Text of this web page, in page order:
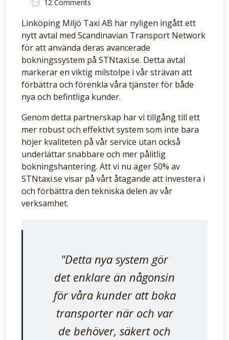
12 Comments
Linköping Miljö Taxi AB har nyligen ingått ett
nytt avtal med Scandinavian Transport Network
för att använda deras avancerade
bokningssystem på STNtaxi.se. Detta avtal
markerar en viktig milstolpe i vår strävan att
förbättra och förenkla våra tjänster för både
nya och befintliga kunder.
Genom detta partnerskap har vi tillgång till ett
mer robust och effektivt system som inte bara
höjer kvaliteten på vår service utan också
underlättar snabbare och mer pålitlig
bokningshantering. Att vi nu äger 50% av
STNtaxi.se visar på vårt åtagande att investera i
och förbättra den tekniska delen av vår
verksamhet.
"Detta nya system gör
det enklare än någonsin
för våra kunder att boka
transporter när och var
de behöver, säkert och